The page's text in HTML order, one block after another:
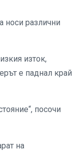
носи различни
изток,
е паднал край
посочи
на